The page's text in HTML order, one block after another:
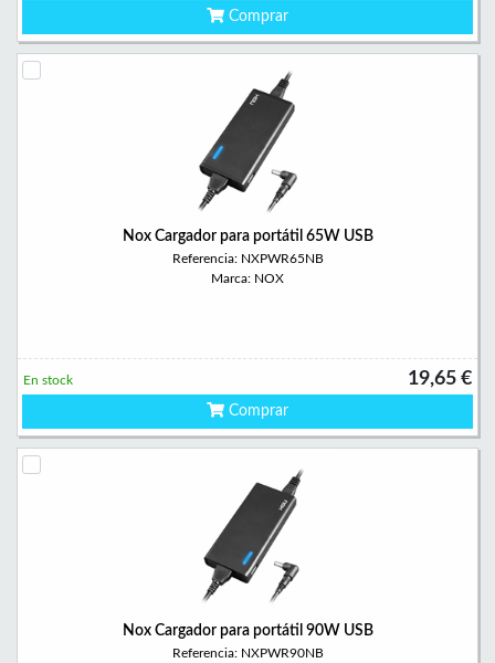
Comprar
Nox Cargador para portátil 65W USB
Referencia: NXPWR65NB
Marca: NOX
19,65 €
En stock
Comprar
Nox Cargador para portátil 90W USB
Referencia: NXPWR90NB